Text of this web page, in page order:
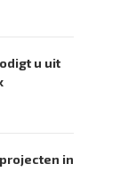
u uit
in